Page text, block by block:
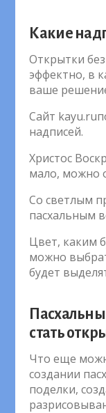
Какие
Открытки
эффектно, в
ваше
Сайт
надписей.
Христос
мало, можно
Со светлым
пасхальным
Цвет, каким
можно
будет
стать
Что еще
создании
поделки,